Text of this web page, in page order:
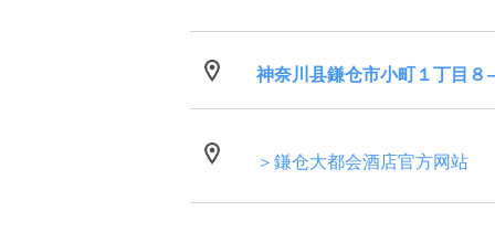
神奈川县鎌仓市小町１丁目８
＞鎌仓大都会酒店官方网站